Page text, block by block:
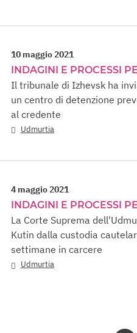
10 maggio 2021
INDAGINI E PROCESSI
Il tribunale di Izhevsk ha
un centro di detenzione
al credente
Udmurtia
4 maggio 2021
INDAGINI E PROCESSI
La Corte Suprema
Kutin dalla custodia
settimane in carcere
Udmurtia